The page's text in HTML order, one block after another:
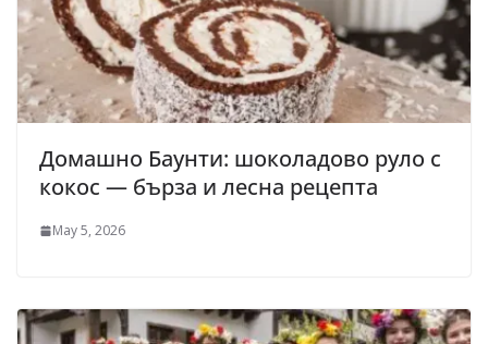
Домашно Баунти: шоколадово руло с
кокос — бърза и лесна рецепта
May 5, 2026